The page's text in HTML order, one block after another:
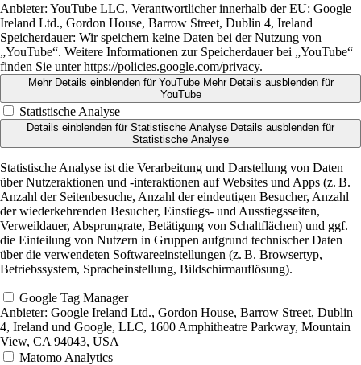
Anbieter: YouTube LLC, Verantwortlicher innerhalb der EU: Google
Ireland Ltd., Gordon House, Barrow Street, Dublin 4, Ireland
Speicherdauer: Wir speichern keine Daten bei der Nutzung von
„YouTube“. Weitere Informationen zur Speicherdauer bei „YouTube“
finden Sie unter https://policies.google.com/privacy.
Mehr Details einblendenfür YouTube Mehr Details ausblendenfür
YouTube
Statistische Analyse
Details einblenden für Statistische Analyse Details ausblenden für
Statistische Analyse
Statistische Analyse ist die Verarbeitung und Darstellung von Daten
über Nutzeraktionen und -interaktionen auf Websites und Apps (z. B.
Anzahl der Seitenbesuche, Anzahl der eindeutigen Besucher, Anzahl
der wiederkehrenden Besucher, Einstiegs- und Ausstiegsseiten,
Verweildauer, Absprungrate, Betätigung von Schaltflächen) und ggf.
die Einteilung von Nutzern in Gruppen aufgrund technischer Daten
über die verwendeten Softwareeinstellungen (z. B. Browsertyp,
Betriebssystem, Spracheinstellung, Bildschirmauflösung).
Google Tag Manager
Anbieter: Google Ireland Ltd., Gordon House, Barrow Street, Dublin
4, Ireland und Google, LLC, 1600 Amphitheatre Parkway, Mountain
View, CA 94043, USA
Matomo Analytics